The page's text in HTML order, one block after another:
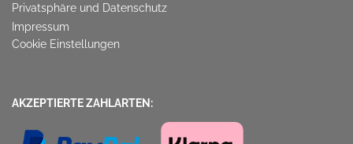
Privatsphäre und Datenschutz
Impressum
Cookie Einstellungen
AKZEPTIERTE ZAHLARTEN: